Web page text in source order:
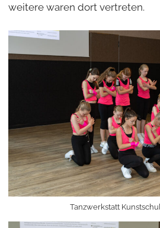
weitere waren dort vertreten.
Tanzwerkstatt